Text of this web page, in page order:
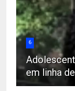
6
em linha